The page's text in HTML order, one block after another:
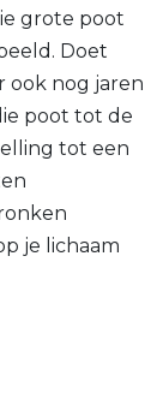
grote poot
Doet
ook nog jaren
poot tot de
tot een
je lichaam